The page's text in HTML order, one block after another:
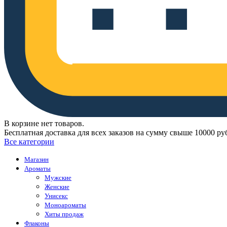
В корзине нет товаров.
Бесплатная доставка для всех заказов на сумму свыше 10000
Все категории
Магазин
Ароматы
Мужские
Женские
Унисекс
Моноароматы
Хиты продаж
Флаконы